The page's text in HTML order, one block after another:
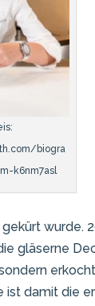
biogra
k6nm7asl
wurde.
gläserne
ist damit die